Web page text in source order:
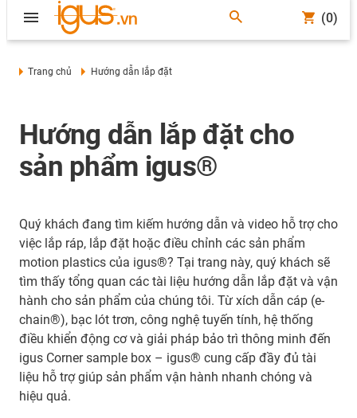
(0)
Trang chủ Hướng dẫn lắp đặt
Hướng dẫn lắp đặt cho
sản phẩm igus®
Quý khách đang tìm kiếm hướng dẫn và video hỗ trợ cho
việc lắp ráp, lắp đặt hoặc điều chỉnh các sản phẩm
motion plastics của igus®? Tại trang này, quý khách sẽ
tìm thấy tổng quan các tài liệu hướng dẫn lắp đặt và vận
hành cho sản phẩm của chúng tôi. Từ xích dẫn cáp (e-
chain®), bạc lót trơn, công nghệ tuyến tính, hệ thống
điều khiển động cơ và giải pháp bảo trì thông minh đến
igus Corner sample box – igus® cung cấp đầy đủ tài
liệu hỗ trợ giúp sản phẩm vận hành nhanh chóng và
hiệu quả.